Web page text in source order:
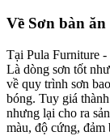
Về Sơn bàn ăn
Tại Pula Furniture
Là dòng sơn tốt
về quy trình sơn
bóng. Tuy giá
nhưng lại cho ra
màu, độ cứng, đảm